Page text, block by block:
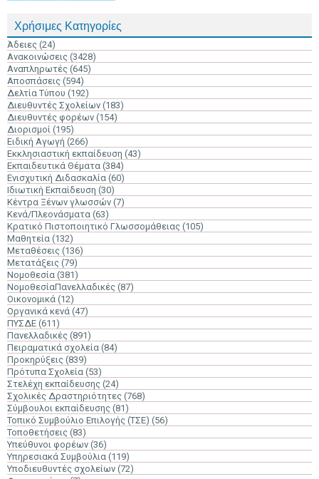
Χρήσιμες Κατηγορίες
Άδειες (24)
Ανακοινώσεις (3428)
Αναπληρωτές (645)
Αποσπάσεις (594)
Δελτία Τύπου (192)
Διευθυντές Σχολείων (183)
Διευθυντές φορέων (154)
Διορισμοί (195)
Ειδική Αγωγή (266)
Εκκλησιαστική εκπαίδευση (43)
Εκπαιδευτικά Θέματα (384)
Ενισχυτική Διδασκαλία (60)
Ιδιωτική Εκπαίδευση (30)
Κέντρα Ξένων γλωσσών (7)
Κενά/Πλεονάσματα (63)
Κρατικό Πιστοποιητικό Γλωσσομάθειας (105)
Μαθητεία (132)
Μεταθέσεις (136)
Μετατάξεις (79)
Νομοθεσία (381)
ΝομοθεσίαΠανελλαδικές (87)
Οικονομικά (12)
Οργανικά κενά (47)
ΠΥΣΔΕ (611)
Πανελλαδικές (891)
Πειραματικά σχολεία (84)
Προκηρύξεις (839)
Πρότυπα Σχολεία (53)
Στελέχη εκπαίδευσης (24)
Σχολικές Δραστηριότητες (768)
Σύμβουλοι εκπαίδευσης (81)
Τοπικό Συμβούλιο Επιλογής (ΤΣΕ) (56)
Τοποθετήσεις (83)
Υπεύθυνοι φορέων (36)
Υπηρεσιακά Συμβούλια (119)
Υποδιευθυντές σχολείων (72)